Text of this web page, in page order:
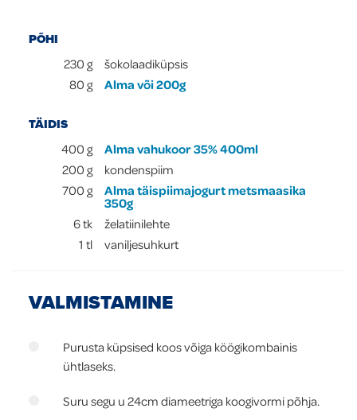
PÕHI
230 g
šokolaadiküpsis
80 g Alma või 200g
TÄIDIS
400 g
Alma vahukoor 35% 400ml
200 g
kondenspiim
700 g
Alma täispiimajogurt metsmaasika
350g
6tk
želatiinilehte
1 tl vaniljesuhkurt
VALMISTAMINE
Purusta küpsised koos võiga köögikombainis
ühtlaseks.
Suru segu u 24cm diameetriga koogivormi põhja.